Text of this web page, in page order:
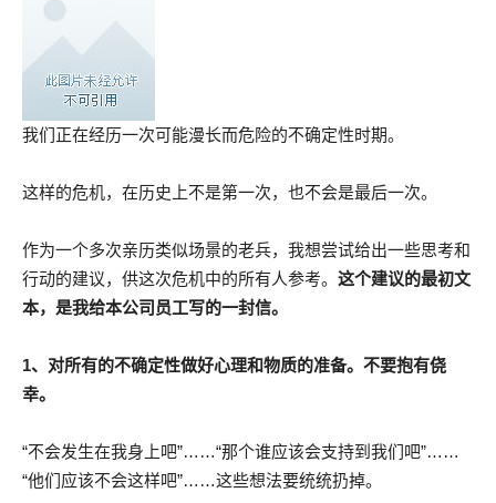
我们正在经历一次可能漫长而危险的不确定性时期。
这样的危机，在历史上不是第一次，也不会是最后一次。
作为一个多次亲历类似场景的老兵，我想尝试给出一些思考和
行动的建议，供这次危机中的所有人参考。 这个建议的最初文
本，是我给本公司员工写的一封信。
1、对所有的不确定性做好心理和物质的准备。 不要抱有侥
幸。
“不会发生在我身上吧”……“那个谁应该会支持到我们吧”……
“他们应该不会这样吧”……这些想法要统统扔掉。